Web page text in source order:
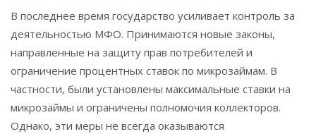
В последнее время государство усиливает контроль за
деятельностью МФО. Принимаются новые законы,
направленные на защиту прав потребителей и
ограничение процентных ставок по микрозаймам. В
частности, были установлены максимальные ставки на
микрозаймы и ограничены полномочия коллекторов.
Однако, эти меры не всегда оказываются